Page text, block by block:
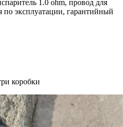
1.0 ohm, провод для
по эксплуатации, гарантийный
коробки